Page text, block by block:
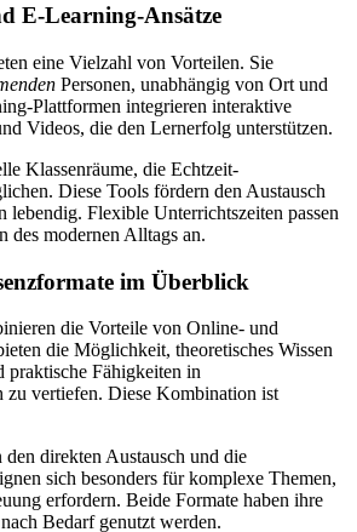
E-Learning-Ansätze
eine Vielzahl von Vorteilen. Sie
Personen, unabhängig von Ort und
Plattformen integrieren interaktive
Videos, die den Lernerfolg unterstützen.
Klassenräume, die Echtzeit-
Diese Tools fördern den Austausch
lebendig. Flexible Unterrichtszeiten passen
des modernen Alltags an.
im Überblick
die Vorteile von Online- und
die Möglichkeit, theoretisches Wissen
praktische Fähigkeiten in
zu vertiefen. Diese Kombination ist
den direkten Austausch und die
sich besonders für komplexe Themen,
erfordern. Beide Formate haben ihre
Bedarf genutzt werden.